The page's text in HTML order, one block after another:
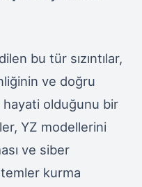
bu tür sızıntılar,
ve doğru
hayati olduğunu bir
YZ modellerini
ve siber
kurma